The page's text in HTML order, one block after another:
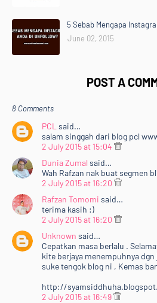
5 Sebab Mengapa
June 02, 2015
POST A
8 Comments
PCL said…
salam singgah dari blog pcl
2 July 2015 at 15:04
Dunia Zumal said…
Wah Rafzan nak buat segmen
2 July 2015 at 16:20
Rafzan Tomomi said…
terima kasih :)
2 July 2015 at 16:20
Unknown said…
Cepatkan masa berlalu .
kite berjaya menempuhnya
suke tengok blog ni , Kemas
http://
2 July 2015 at 16:49